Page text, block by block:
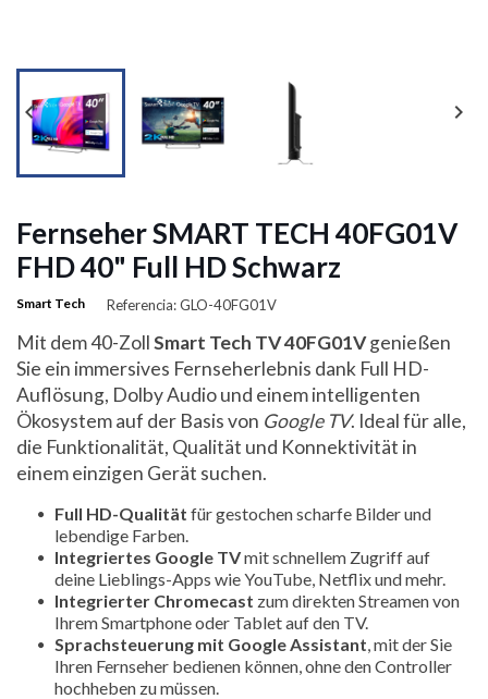
 
Fernseher SMART TECH 40FG01V
FHD 40" Full HD Schwarz
Smart Tech Referencia: GLO-40FG01V
Mit dem 40-ZollSmart Tech TV 40FG01Vgenießen
Sie ein immersives Fernseherlebnis dank Full HD-
Auflösung, Dolby Audio und einem intelligenten
Ökosystem auf der Basis von Google TV. Ideal für alle,
die Funktionalität, Qualität und Konnektivität in
einem einzigen Gerät suchen.
Full HD-Qualität für gestochen scharfe Bilder und
lebendige Farben.
Integriertes Google TVmit schnellem Zugriff auf
deine Lieblings-Apps wie YouTube, Netflix und mehr.
Integrierter Chromecast zum direkten Streamen von
Ihrem Smartphone oder Tablet auf den TV.
Sprachsteuerung mit Google Assistant , mit der Sie
Ihren Fernseher bedienen können, ohne den Controller
hochheben zu müssen.